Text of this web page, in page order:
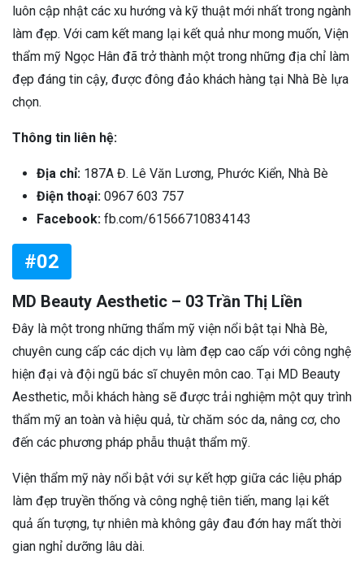
luôn cập nhật các xu hướng và kỹ thuật mới nhất trong ngành
làm đẹp. Với cam kết mang lại kết quả như mong muốn, Viện
thẩm mỹ Ngọc Hân đã trở thành một trong những địa chỉ làm
đẹp đáng tin cậy, được đông đảo khách hàng tại Nhà Bè lựa
chọn.
Thông tin liên hệ:
Địa chỉ: 187A Đ. Lê Văn Lương, Phước Kiển, Nhà Bè
Điện thoại: 0967 603 757
Facebook: fb.com/61566710834143
#02
MD Beauty Aesthetic – 03 Trần Thị Liền
Đây là một trong những thẩm mỹ viện nổi bật tại Nhà Bè,
chuyên cung cấp các dịch vụ làm đẹp cao cấp với công nghệ
hiện đại và đội ngũ bác sĩ chuyên môn cao. Tại MD Beauty
Aesthetic, mỗi khách hàng sẽ được trải nghiệm một quy trình
thẩm mỹ an toàn và hiệu quả, từ chăm sóc da, nâng cơ, cho
đến các phương pháp phẫu thuật thẩm mỹ.
Viện thẩm mỹ này nổi bật với sự kết hợp giữa các liệu pháp
làm đẹp truyền thống và công nghệ tiên tiến, mang lại kết
quả ấn tượng, tự nhiên mà không gây đau đớn hay mất thời
gian nghỉ dưỡng lâu dài.